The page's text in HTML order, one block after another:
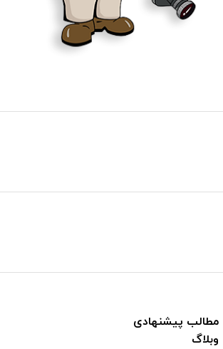
مطالب پیشنهادی
وبلاگ